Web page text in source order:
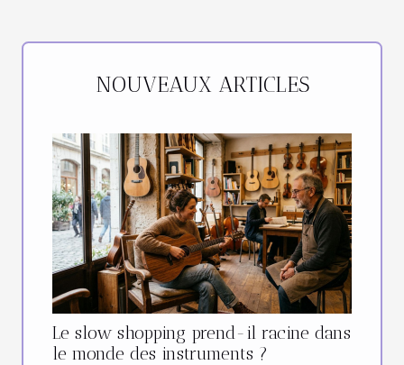
NOUVEAUX ARTICLES
Le slow shopping prend-il racine dans
le monde des instruments ?